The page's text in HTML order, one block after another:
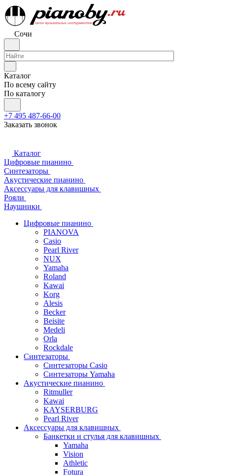
Сочи
Каталог
По всему сайту
По каталогу
+7 495 487-66-00
Заказать звонок
Каталог
Цифровые пианино
Синтезаторы
Акустические пианино
Аксессуары для клавишных
Рояли
Наушники
Цифровые пианино
PIANOVA
Casio
Pearl River
NUX
Yamaha
Roland
Kawai
Korg
Alesis
Becker
Beisite
Medeli
Orla
Rockdale
Синтезаторы
Синтезаторы Casio
Синтезаторы Yamaha
Акустические пианино
Ritmuller
Kawai
KAYSERBURG
Pearl River
Аксессуары для клавишных
Банкетки и стулья для клавишных
Yamaha
Vision
Athletic
Fotura